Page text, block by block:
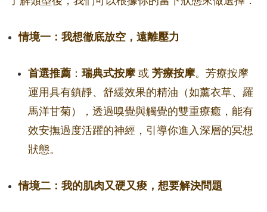
情境一：我想徹底放空，遠離壓力
首選推薦 ： 瑞典式按摩或 芳療按摩。芳療按摩
運用具有鎮靜、舒緩效果的精油（如薰衣草、羅
馬洋甘菊），透過嗅覺與觸覺的雙重療癒，能有
效安撫過度活躍的神經，引導你進入深層的冥想
狀態。
情境二：我的肌肉又硬又痠，想要解決問題